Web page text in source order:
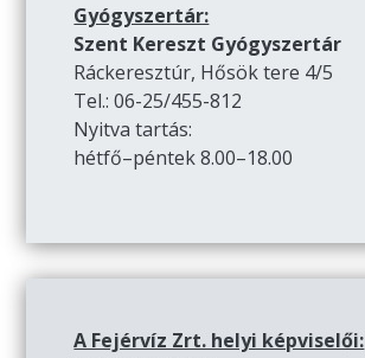
Gyógyszertár:
Szent Kereszt Gyógyszertár
Ráckeresztúr, Hősök tere 4/5
Tel.: 06-25/455-812
Nyitva tartás:
hétfő–péntek 8.00–18.00
A Fejérvíz Zrt. helyi képviselői: